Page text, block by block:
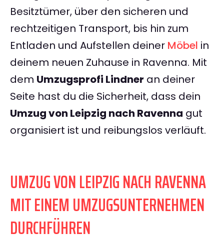
Besitztümer, über den sicheren und
rechtzeitigen Transport, bis hin zum
Entladen und Aufstellen deiner Möbel in
deinem neuen Zuhause in Ravenna. Mit
dem Umzugsprofi Lindner an deiner
Seite hast du die Sicherheit, dass dein
Umzug von Leipzig nach Ravenna gut
organisiert ist und reibungslos verläuft.
UMZUG VON LEIPZIG NACH RAVENNA
MIT EINEM UMZUGSUNTERNEHMEN
DURCHFÜHREN